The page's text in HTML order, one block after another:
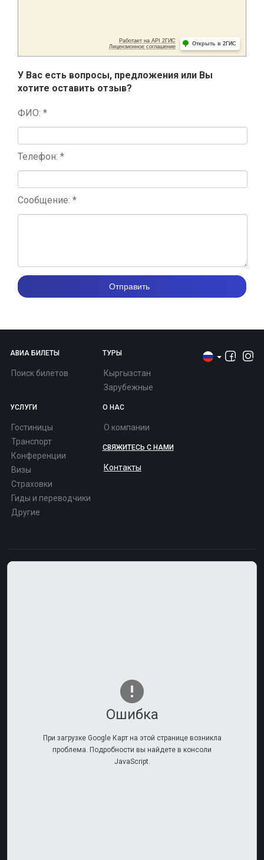
У Вас есть вопросы, предложения или Вы
хотите оставить отзыв?
ФИО: *
Телефон: *
Сообщение: *
АВИА БИЛЕТЫ
Поиск билетов
ТУРЫ
Кыргызстан
Зарубежные
УСЛУГИ
Гостиницы
Транспорт
Конференции
Визы
Страховки
Гиды и переводчики
Другие
О НАС
О компании
СВЯЖИТЕСЬ С НАМИ
Контакты
Ошибка
При загрузке Google Карт на этой странице возникла
проблема. Подробности вы найдете в консоли
JavaScript.